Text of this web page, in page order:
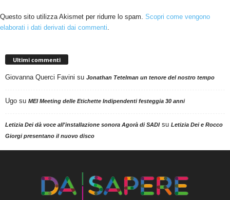
Questo sito utilizza Akismet per ridurre lo spam. Scopri come vengono
elaborati i dati derivati dai commenti
Ultimi commenti
Giovanna Querci Favini su Jonathan Tetelman un tenore del nostro tempo
Ugo su MEI Meeting delle Etichette Indipendenti festeggia 30 anni
Letizia Dei dà voce all'installazione sonora Agorà di SADIsu Letizia Dei e Rocco
Giorgi presentano il nuovo disco